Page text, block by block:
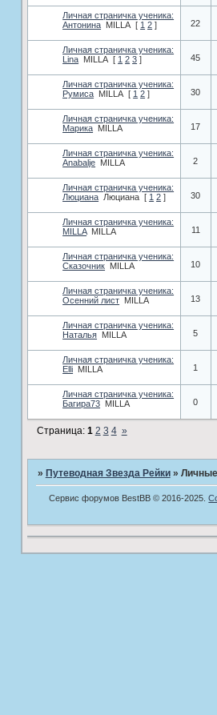
Личная страничка ученика:
Антонина MILLA [ 1 2 ] 22
Личная страничка ученика:
Lina MILLA [ 1 2 3 ] 45
Личная страничка ученика:
Румиса MILLA [ 1 2 ] 30
Личная страничка ученика:
Марика MILLA 17
Личная страничка ученика:
Anabalje MILLA 2
Личная страничка ученика:
Люциана Люциана [ 1 2 ] 30
Личная страничка ученика:
MILLA MILLA 11
Личная страничка ученика:
Сказочник MILLA 10
Личная страничка ученика:
Осенний лист MILLA 13
Личная страничка ученика:
Наталья MILLA 5
Личная страничка ученика:
Elli MILLA 1
Личная страничка ученика:
Багира73 MILLA 0
Страница: 1 2 3 4 »
» Путеводная Звезда Рейки » Личные
Сервис форумов BestBB © 2016-2025.